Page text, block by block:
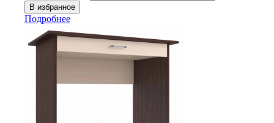
Подробнее